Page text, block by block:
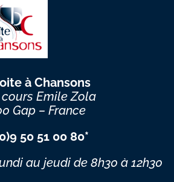
à Chansons
cours Emile Zola
Gap – France
50 51 00 80*
au jeudide 8h30 à 12h30